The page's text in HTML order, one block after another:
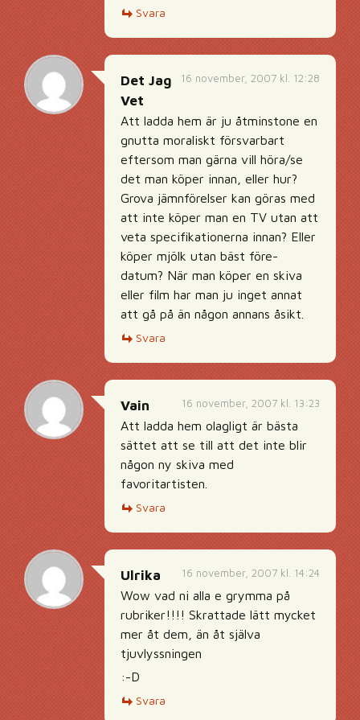
Svara
16 november, 2007 kl. 12:28
Det Jag
Vet
Att ladda hem är ju åtminstone en
gnutta moraliskt försvarbart
eftersom man gärna vill höra/se
det man köper innan, eller hur?
Grova jämnförelser kan göras med
att inte köper man en TV utan att
veta specifikationerna innan? Eller
köper mjölk utan bäst före-
datum? När man köper en skiva
eller film har man ju inget annat
att gå på än någon annans åsikt.
Svara
16 november, 2007 kl. 13:23
Vain
Att ladda hem olagligt är bästa
sättet att se till att det inte blir
någon ny skiva med
favoritartisten.
Svara
16 november, 2007 kl. 14:24
Ulrika
Wow vad ni alla e grymma på
rubriker!!!! Skrattade lätt mycket
mer åt dem, än åt själva
tjuvlyssningen
:-D
Svara